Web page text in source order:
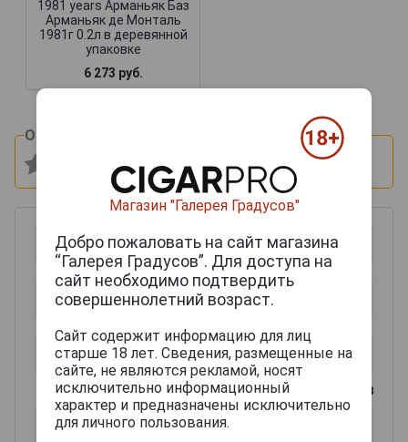
1981 years Арманьяк Баз
Арманьяк де Монталь
1981г 0.2л в деревянной
упаковке
6 273 руб.
Оцените и напишите отзыв:
0из 2000 знаков
Магазин "Галерея Градусов"
Добро пожаловать на сайт магазина
“Галерея Градусов”. Для доступа на
сайт необходимо подтвердить
совершеннолетний возраст.
Сайт содержит информацию для лиц
старше 18 лет. Сведения, размещенные на
сайте, не являются рекламой, носят
исключительно информационный
характер и предназначены исключительно
для личного пользования.